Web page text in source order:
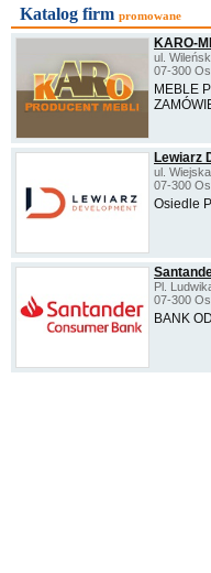
Katalog firm promowane
KARO-
ul.
07-300
MEBLE
Lewiarz
ul. Wiejska
07-300
Osiedle
Pl.
07-300
BANK